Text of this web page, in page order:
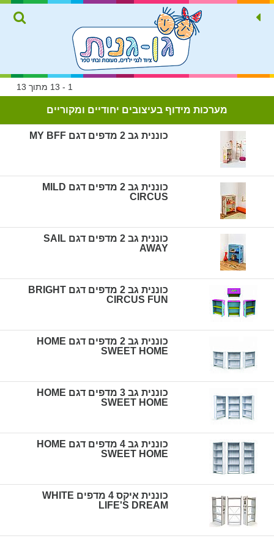
1 - 13 מתוך 13
מערכות מידוף בעיצובים יחודיים ומקוריים
כוננית גב 2 מדפים דגם MY BFF
כוננית גב 2 מדפים דגם MILD
CIRCUS
כוננית גב 2 מדפים דגם SAIL
AWAY
כוננית גב 2 מדפים דגם BRIGHT
CIRCUS FUN
כוננית גב 2 מדפים דגם HOME
SWEET HOME
כוננית גב 3 מדפים דגם HOME
SWEET HOME
כוננית גב 4 מדפים דגם HOME
SWEET HOME
כוננית איקס 4 מדפים WHITE
LIFE'S DREAM